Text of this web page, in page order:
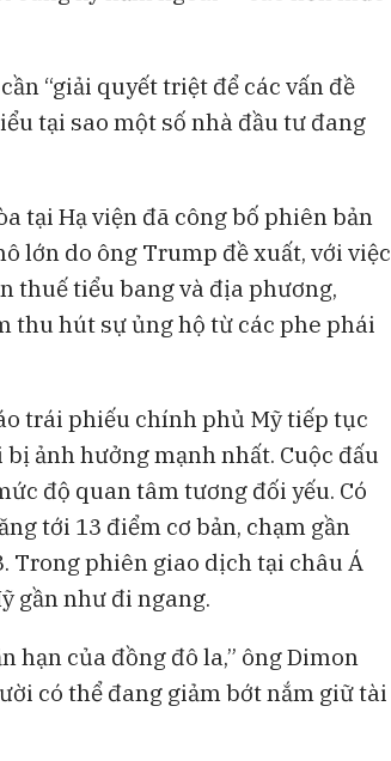
“giải quyết triệt để các vấn đề
tại sao một số nhà đầu tư đang
tại Hạ viện đã công bố phiên bản
lớn do ông Trump đề xuất, với việc
thuế tiểu bang và địa phương,
thu hút sự ủng hộ từ các phe phái
trái phiếu chính phủ Mỹ tiếp tục
ảnh hưởng mạnh nhất. Cuộc đấu
độ quan tâm tương đối yếu. Có
tới 13 điểm cơ bản, chạm gần
Trong phiên giao dịch tại châu Á
gần như đi ngang.
hạn của đồng đô la,” ông Dimon
có thể đang giảm bớt nắm giữ tài